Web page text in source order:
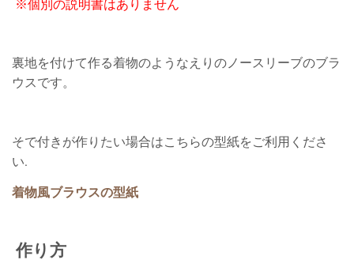
※個別の説明書はありません
裏地を付けて作る着物のようなえりのノースリーブのブラ
ウスです。
そで付きが作りたい場合はこちらの型紙をご利用くださ
い.
着物風ブラウスの型紙
作り方